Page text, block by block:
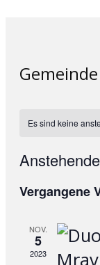
Es sind keine
Anstehende
Datum
wählen.
Vergangene
NOV.
5
2023